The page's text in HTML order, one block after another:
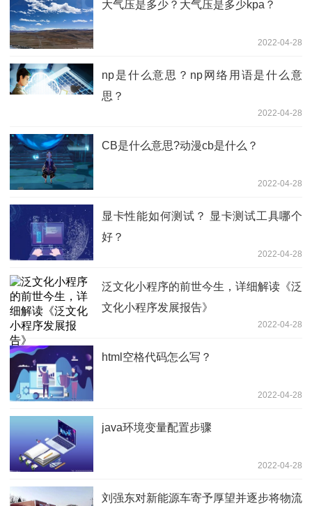
大气压是多少？大气压是多少kpa？
2022-04-28
np是什么意思？np网络用语是什么意
思？
2022-04-28
CB是什么意思?动漫cb是什么？
2022-04-28
显卡性能如何测试？ 显卡测试工具哪个
好？
2022-04-28
泛文化小程序的前世今生，详细解读《泛
文化小程序发展报告》
2022-04-28
html空格代码怎么写？
2022-04-28
java环境变量配置步骤
2022-04-28
刘强东对新能源车寄予厚望并逐步将物流